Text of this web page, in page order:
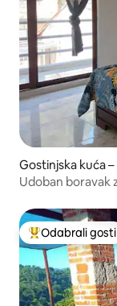
Gostinjska kuća
Udoban boravak
Među najviše
Odabrali gosti